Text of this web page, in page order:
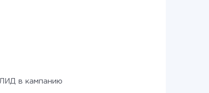
в кампанию